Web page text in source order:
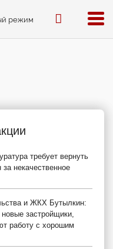
режим
требует вернуть
некачественное
и ЖКХ Бутылкин:
застройщики,
работу с хорошим